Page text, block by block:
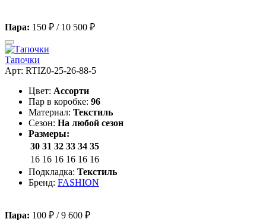
Пара: 150 ₽ / 10 500 ₽
Тапочки
Арт: RTIZ0-25-26-88-5
Цвет: Ассорти
Пар в коробке: 96
Материал: Текстиль
Сезон: На любой сезон
Размеры:
30 31 32 33 34 35
16 16 16 16 16 16
Подкладка: Текстиль
Бренд: FASHION
Пара: 100 ₽ /9 600 ₽